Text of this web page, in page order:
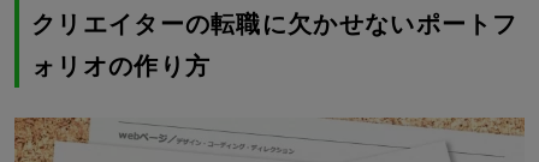
クリエイターの転職に欠かせないポートフ
ォリオの作り方